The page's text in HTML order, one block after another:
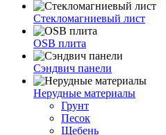
Стекломагниевый лист
OSB плита
Сэндвич панели
Нерудные материалы
Грунт
Песок
Щебень